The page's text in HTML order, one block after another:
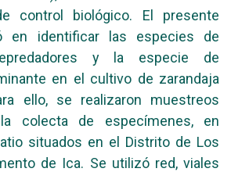
control biológico. El presente
en identificar las especies de
y la especie de
en el cultivo de zarandaja
ello, se realizaron muestreos
colecta de especímenes, en
situados en el Distrito de Los
de Ica. Se utilizó red, viales